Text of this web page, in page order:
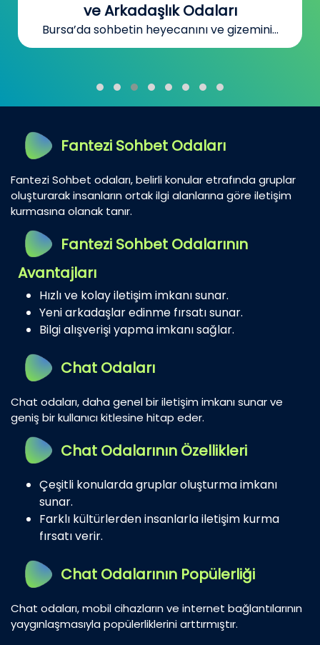
ve Arkadaşlık Odaları
Bursa’da sohbetin heyecanını ve gizemini...
Fantezi Sohbet Odaları
Fantezi Sohbet odaları, belirli konular etrafında gruplar
oluşturarak insanların ortak ilgi alanlarına göre iletişim
kurmasına olanak tanır.
Fantezi Sohbet Odalarının
Avantajları
Hızlı ve kolay iletişim imkanı sunar.
Yeni arkadaşlar edinme fırsatı sunar.
Bilgi alışverişi yapma imkanı sağlar.
Chat Odaları
Chat odaları, daha genel bir iletişim imkanı sunar ve
geniş bir kullanıcı kitlesine hitap eder.
Chat Odalarının Özellikleri
Çeşitli konularda gruplar oluşturma imkanı
sunar.
Farklı kültürlerden insanlarla iletişim kurma
fırsatı verir.
Chat Odalarının Popülerliği
Chat odaları, mobil cihazların ve internet bağlantılarının
yaygınlaşmasıyla popülerliklerini arttırmıştır.